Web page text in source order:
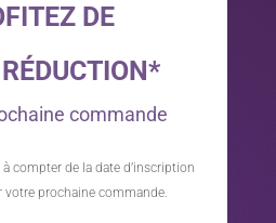
DE
commande
compter de la date d’inscription
votre prochaine commande.